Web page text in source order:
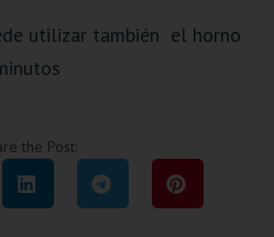
utilizar también el horno
the Post: